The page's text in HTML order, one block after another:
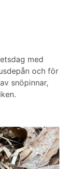
med
och för
snöpinnar,